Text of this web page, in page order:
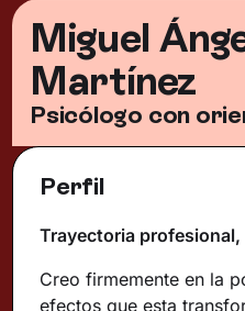
Miguel
Martínez
Psicólogo con
Perfil
Trayectoria
Creo firmemente en la
efectos que esta